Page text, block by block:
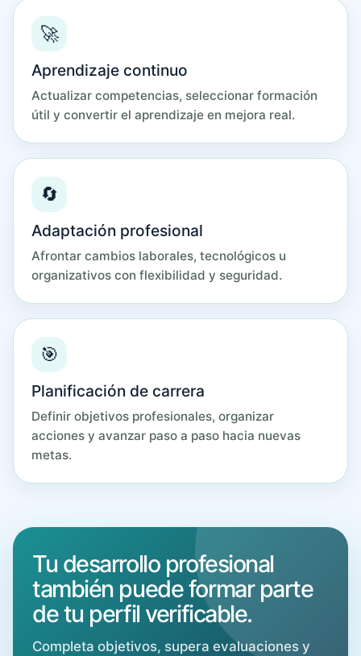
🚀
Aprendizaje continuo
Actualizar competencias, seleccionar formación
útil y convertir el aprendizaje en mejora real.
🔄
Adaptación profesional
Afrontar cambios laborales, tecnológicos u
organizativos con flexibilidad y seguridad.
🎯
Planificación de carrera
Definir objetivos profesionales, organizar
acciones y avanzar paso a paso hacia nuevas
metas.
Tu desarrollo profesional
también puede formar parte
de tu perfil verificable.
Completa objetivos, supera evaluaciones y